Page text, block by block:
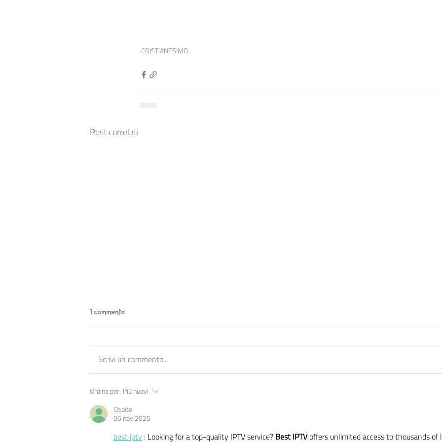
CRISTIANESIMO
Post correlati
Beati gli afflitti, perché saranno
dei
1 commento
Scrivi un commento...
Ordina per: Più nuovi
Ospite
06 nov 2025
best iptv : Looking for a top-quality IPTV service? Best IPTV offers unlimited access to thousands of